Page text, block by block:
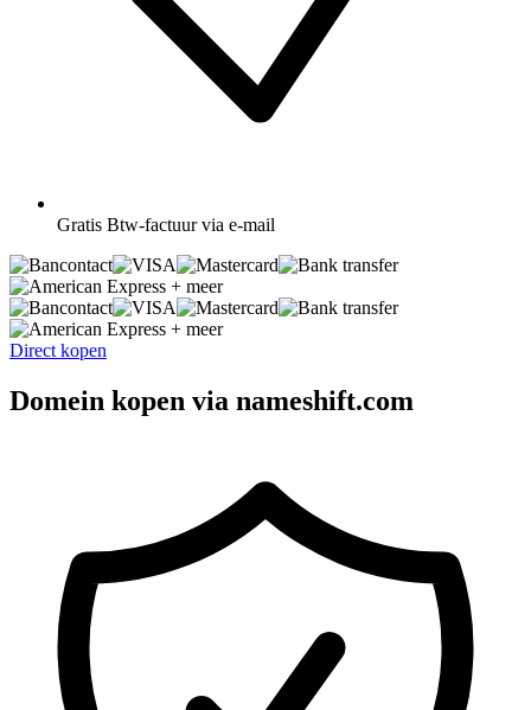
Gratis Btw-factuur via e-mail
+ meer
+ meer
Direct kopen
Domein kopen via nameshift.com